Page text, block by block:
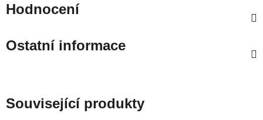
Hodnocení
Ostatní informace
Související produkty